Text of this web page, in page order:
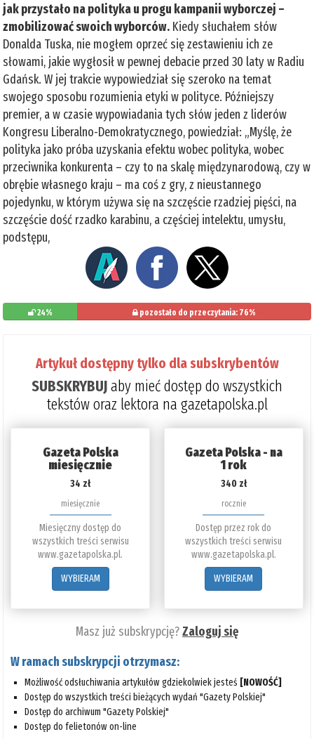
jak przystało na polityka u progu kampanii wyborczej –
zmobilizować swoich wyborców. Kiedy słuchałem słów
Donalda Tuska, nie mogłem oprzeć się zestawieniu ich ze
słowami, jakie wygłosił w pewnej debacie przed 30 laty w Radiu
Gdańsk. W jej trakcie wypowiedział się szeroko na temat
swojego sposobu rozumienia etyki w polityce. Późniejszy
premier, a w czasie wypowiadania tych słów jeden z liderów
Kongresu Liberalno-Demokratycznego, powiedział: „Myślę, że
polityka jako próba uzyskania efektu wobec polityka, wobec
przeciwnika konkurenta – czy to na skalę międzynarodową, czy w
obrębie własnego kraju – ma coś z gry, z nieustannego
pojedynku, w którym używa się na szczęście rzadziej pięści, na
szczęście dość rzadko karabinu, a częściej intelektu, umysłu,
podstępu,
24% pozostało do przeczytania: 76%
Artykuł dostępny tylko dla subskrybentów
SUBSKRYBUJaby mieć dostęp do wszystkich
tekstów oraz lektora na gazetapolska.pl
Gazeta Polska
miesięcznie
34 zł
miesięcznie
Miesięczny dostęp do
wszystkich treści serwisu
www.gazetapolska.pl.
WYBIERAM
Gazeta Polska - na
1 rok
340 zł
rocznie
Dostęp przez rok do
wszystkich treści serwisu
www.gazetapolska.pl.
WYBIERAM
Masz już subskrypcję?Zaloguj się
W ramach subskrypcji otrzymasz:
Możliwość odsłuchiwania artykułów gdziekolwiek jesteś [NOWOŚĆ]
Dostęp do wszystkich treści bieżących wydań "Gazety Polskiej"
Dostęp do archiwum "Gazety Polskiej"
Dostęp do felietonów on-line